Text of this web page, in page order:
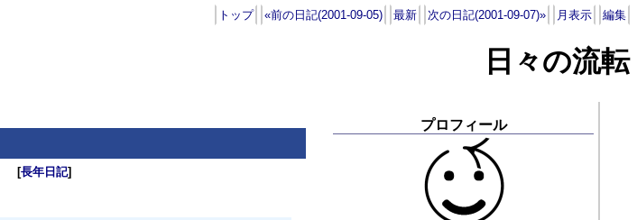
トップ «前の日記(2001-09-05) 最新 次の日記(2001-09-07)» 月表示 編集
日々の流転
[長年日記]
プロフィール